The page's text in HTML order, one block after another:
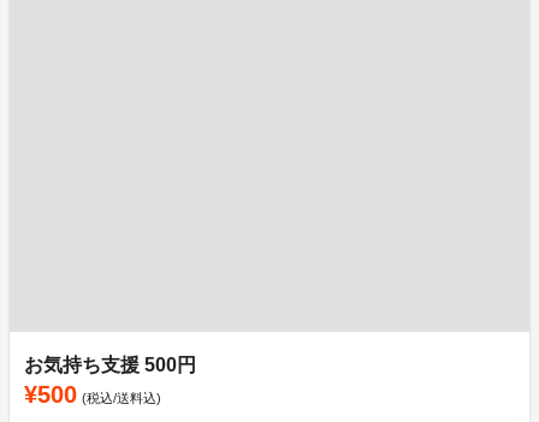
お気持ち支援 500円
¥500 (税込/送料込)